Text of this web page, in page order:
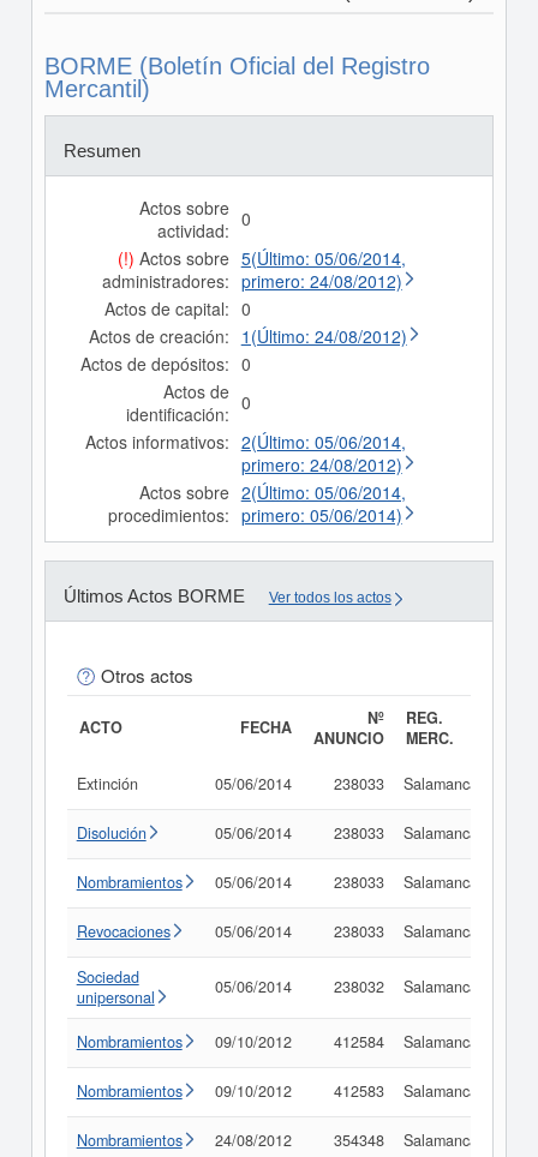
BORME (Boletín Oficial del Registro
Mercantil)
Resumen
Actos sobre
actividad: 0
(!) Actos sobre
administradores:
5(Último: 05/06/2014,
primero: 24/08/2012)
Actos de capital: 0
Actos de creación: 1(Último: 24/08/2012)
Actos de depósitos: 0
Actos de
identificación: 0
Actos informativos: 2(Último: 05/06/2014,
primero: 24/08/2012)
Actos sobre
procedimientos:
2(Último: 05/06/2014,
primero: 05/06/2014)
Últimos Actos BORME Ver todos los actos
Otros actos
ACTO FECHA
Nº
ANUNCIO
REG.
MERC.
Extinción 05/06/2014 238033 Salamanca
Disolución 05/06/2014 238033 Salamanca
Nombramientos 05/06/2014 238033 Salamanca
Revocaciones 05/06/2014 238033 Salamanca
Sociedad
unipersonal
05/06/2014 238032 Salamanca
Nombramientos 09/10/2012 412584 Salamanca
Nombramientos 09/10/2012 412583 Salamanca
Nombramientos 24/08/2012 354348 Salamanca